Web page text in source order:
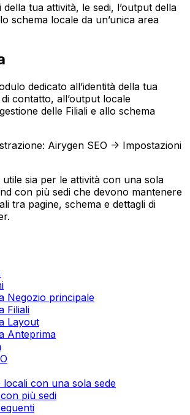
tua attività, le sedi, l’output della
schema locale da un’unica area
dedicato all’identità della tua
contatto, all’output locale
delle Filiali e allo schema
Airygen SEO -> Impostazioni
sia per le attività con una sola
con più sedi che devono mantenere
tra pagine, schema e dettagli di
Negozio principale
Filiali
Layout
Anteprima
locali con una sola sede
più sedi